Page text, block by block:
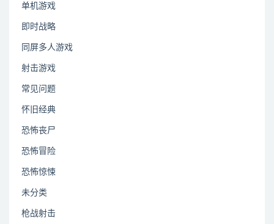
单机游戏
即时战略
同屏多人游戏
射击游戏
常见问题
怀旧经典
恐怖丧尸
恐怖冒险
恐怖惊悚
未分类
枪战射击